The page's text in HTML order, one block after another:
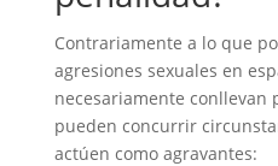
Contrariamente a lo que
agresiones sexuales en
necesariamente conllevan
pueden concurrir
actúen como agravantes: